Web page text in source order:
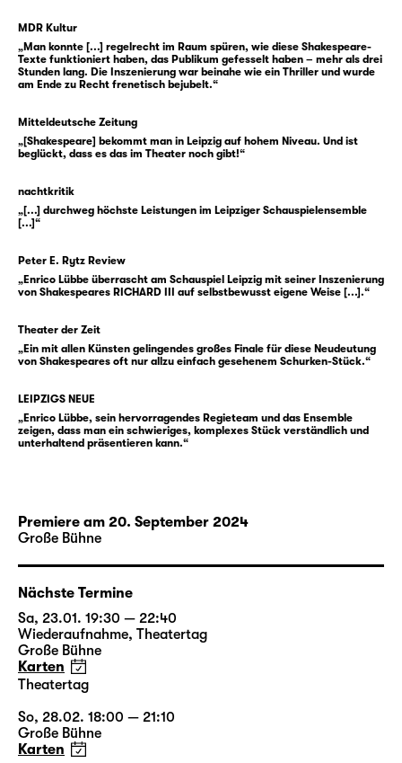
zugleich —, haben sie alte und neue
Herrschaft überlebt, können erzählen vom
Verlust und vom Danach. Sie sind es, die sich
ihm in den Weg stellen. Und sie begleiten
Glosters Fall.
Nur zwei Jahre regierte Richard III., mit
dessen Tod auch die „Rosenkriege“ endeten.
William Shakespeares „Richard III“ formt vor
diesem Hintergrund ein gewaltiges Stück
das Überschreiten aller Normen. In der
Übersetzung von Thomas Brasch ist es ein
dunkles Schauerstück.
Schauspiel Leipzig, inszeniert nach
„Winterreise / Winterreise“ (Schubert /
Jelinek), „Faust I & II“ (Goethe) sowie
Leipzig. Er entwirft regelmäßig die
Bühnenräume für Inszenierungen von Andrea
Breth, Barbara Frey und Martin Kušej und
erhielt mehrfach den Österreichischen
Theaterpreis Nestroy für die beste
Ausstattung sowie den Titel Bühnenbildner
des Jahres der Fachzeitschriften Opernwelt
und Theater heute. Sabine Blickenstorfer
schuf zuletzt die Kostüme für „
von Canterville“ und „
Schauspiel Leipzig. Neben Enrico Lübbe und
MDR Kultur
„Man konnte [...] regelrecht im Raum spüren, wie diese Shakespeare-
Texte funktioniert haben, das Publikum gefesselt haben – mehr als drei
Stunden lang. Die Inszenierung war beinahe wie ein Thriller und wurde
am Ende zu Recht frenetisch bejubelt.“
Mitteldeutsche Zeitung
„[Shakespeare] bekommt man in Leipzig auf hohem Niveau. Und ist
beglückt, dass es das im Theater noch gibt!“
nachtkritik
„[...] durchweg höchste Leistungen im Leipziger Schauspielensemble
[...]“
Peter E. Rytz Review
„Enrico Lübbe überrascht am Schauspiel Leipzig mit seiner Inszenierung
von Shakespeares RICHARD III auf selbstbewusst eigene Weise [...].“
Theater der Zeit
„Ein mit allen Künsten gelingendes großes Finale für diese Neudeutung
von Shakespeares oft nur allzu einfach gesehenem Schurken-Stück.“
LEIPZIGS NEUE
„Enrico Lübbe, sein hervorragendes Regieteam und das Ensemble
zeigen, dass man ein schwieriges, komplexes Stück verständlich und
unterhaltend präsentieren kann.“
Premiere am 20. September 2024
Große Bühne
Nächste Termine
Sa, 23.01. 19:30 — 22:40
Wiederaufnahme, Theatertag
Große Bühne
Karten
Theatertag
So, 28.02. 18:00 — 21:10
Große Bühne
Karten